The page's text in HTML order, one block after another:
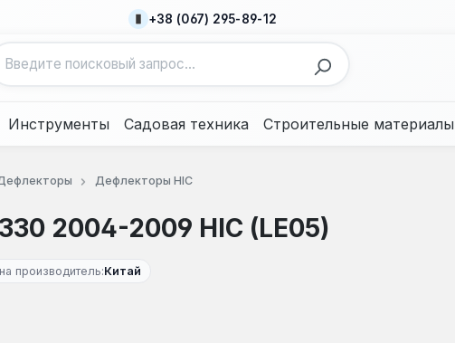
+38 (067) 295-89-12
Инструменты Садовая техника Строительные материалы
Дефлекторы HIC
2004-2009 HIC (LE05)
производитель:Китай